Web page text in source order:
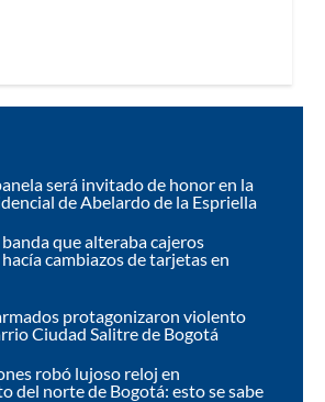
será invitado de honor en la
de Abelardo de la Espriella
que alteraba cajeros
cambiazos de tarjetas en
protagonizaron violento
Ciudad Salitre de Bogotá
robó lujoso reloj en
del norte de Bogotá: esto se sabe